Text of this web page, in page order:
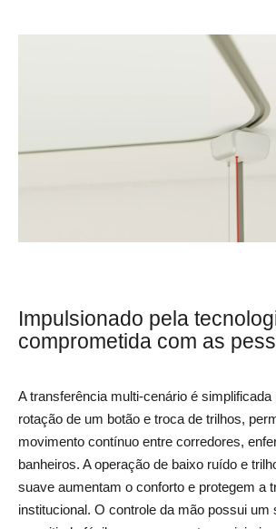
Impulsionado pela
comprometida com as
A transferência multi-cenário é simplificada
rotação de um botão e troca de trilhos,
movimento contínuo entre corredores,
banheiros. A operação de baixo ruído e
suave aumentam o conforto e protegem a
institucional. O controle da mão possui um